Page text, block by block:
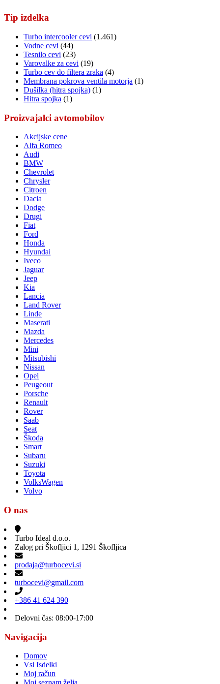
Tip izdelka
Turbo intercooler cevi (1.461)
Vodne cevi (44)
Tesnilo cevi (23)
Varovalke za cevi (19)
Turbo cev do filtera zraka (4)
Membrana pokrova ventila motorja (1)
Dušilka (hitra spojka) (1)
Hitra spojka (1)
Proizvajalci avtomobilov
Akcijske cene
Alfa Romeo
Audi
BMW
Chevrolet
Chrysler
Citroen
Dacia
Dodge
Drugi
Fiat
Ford
Honda
Hyundai
Iveco
Jaguar
Jeep
Kia
Lancia
Land Rover
Linde
Maserati
Mazda
Mercedes
Mini
Mitsubishi
Nissan
Opel
Peugeout
Porsche
Renault
Rover
Saab
Seat
Škoda
Smart
Subaru
Suzuki
Toyota
VolksWagen
Volvo
O nas
Turbo Ideal d.o.o.
Zalog pri Škofljici 1, 1291 Škofljica
prodaja@turbocevi.si
turbocevi@gmail.com
+386 41 624 390
Delovni čas: 08:00-17:00
Navigacija
Domov
Vsi Isdelki
Moj račun